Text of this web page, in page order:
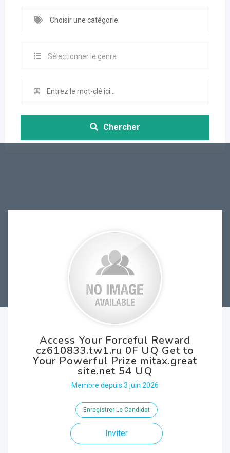
Choisir une catégorie
Sélectionner le genre
Chercher
Access Your Forceful Reward
cz610833.tw1.ru 0F UQ Get to
Your Powerful Prize mitax.great
site.net 54 UQ
Membre depuis 3 juin 2026
Enregistrer Le Candidat
Inviter